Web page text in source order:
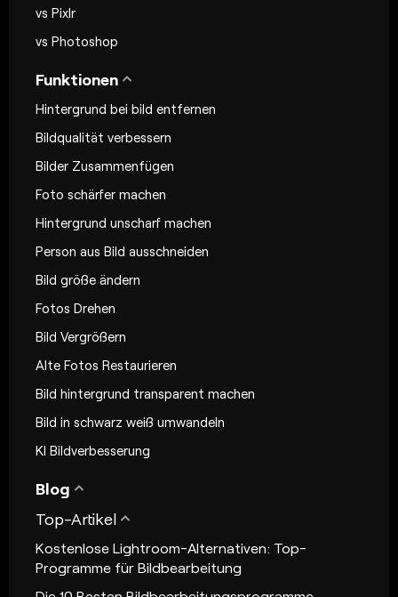
vs Pixlr
vs Photoshop
Funktionen
Hintergrund bei bild entfernen
Bildqualität verbessern
Bilder Zusammenfügen
Foto schärfer machen
Hintergrund unscharf machen
Person aus Bild ausschneiden
Bild größe ändern
Fotos Drehen
Bild Vergrößern
Alte Fotos Restaurieren
Bild hintergrund transparent machen
Bild in schwarz weiß umwandeln
KI Bildverbesserung
Blog
Top-Artikel
Kostenlose Lightroom-Alternativen: Top-
Programme für Bildbearbeitung